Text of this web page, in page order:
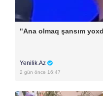
"Ana olmaq şansım
Yenilik.Az
2 gün öncə 16:47